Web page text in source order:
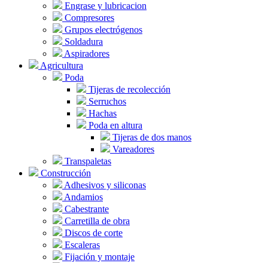
Engrase y lubricacion
Compresores
Grupos electrógenos
Soldadura
Aspiradores
Agricultura
Poda
Tijeras de recolección
Serruchos
Hachas
Poda en altura
Tijeras de dos manos
Vareadores
Transpaletas
Construcción
Adhesivos y siliconas
Andamios
Cabestrante
Carretilla de obra
Discos de corte
Escaleras
Fijación y montaje